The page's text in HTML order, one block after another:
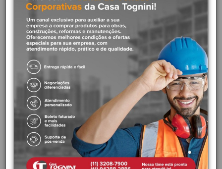
motora,
Fácil e prático: O acionamento em alavanca das novas
torneiras e misturadores Benefit proporcionam suavidade e
acessibilidade para diferentes aplicações.
Versatilidade na instalação: Possibilita a instalação da
alavanca em diversas posições, alterando o ângulo de
abertura e fechamento. Dessa forma, é possível adaptar o
projeto de acordo com a necessidade do usuário.
Acabamento mais duradouro: Acabamento cromado biníquel
de alta durabilidade e maior resistência à corrosão, Conserva
a beleza e o brilho do produto por muito mais tempo.
Acionamento seguro: Além de facilitar o uso do produto, o
design ergonômico da alavanca não possui cantos vivos a fim